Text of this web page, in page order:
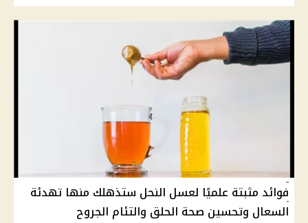
فوائد مثبتة علميًا لعسل النحل ستذهلك منها تهدئة
السعال وتحسين صحة الحلق والتئام الجروح